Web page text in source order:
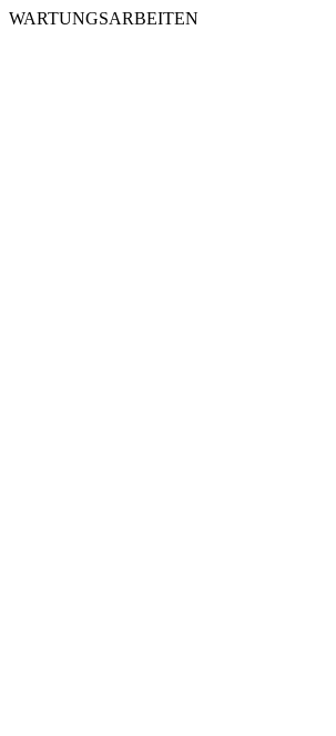
WARTUNGSARBEITEN